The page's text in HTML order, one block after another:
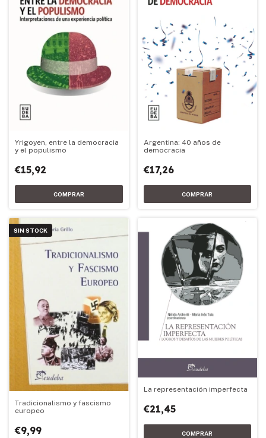
Yrigoyen, entre la democracia
y el populismo
€15,92
Argentina: 40 años de
democracia
€17,26
SIN STOCK
Tradicionalismo y fascismo
europeo
€9,99
La representación imperfecta
€21,45